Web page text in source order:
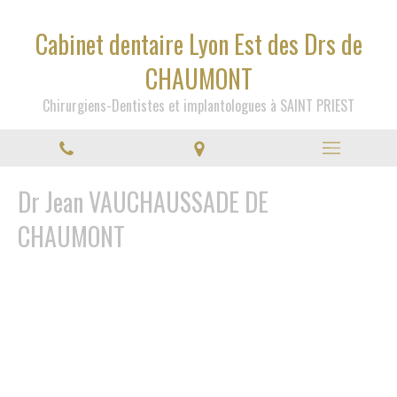
Cabinet dentaire Lyon Est des Drs de
CHAUMONT
Chirurgiens-Dentistes et implantologues à SAINT PRIEST
Dr Jean VAUCHAUSSADE DE
CHAUMONT